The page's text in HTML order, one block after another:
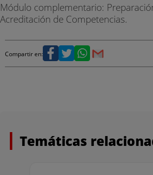
Módulo complementario:
Acreditación de Competencias.
Compartir en:
Temáticas